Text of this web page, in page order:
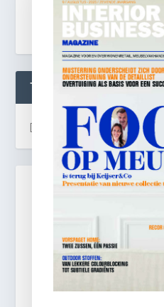
TWEETS
[custom-twitter-feeds]